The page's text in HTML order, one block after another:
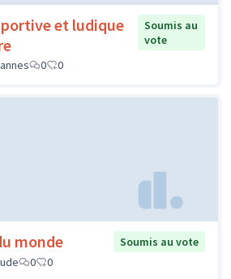
et ludique
Soumis au
vote
0 0
monde
Soumis au vote
0 0